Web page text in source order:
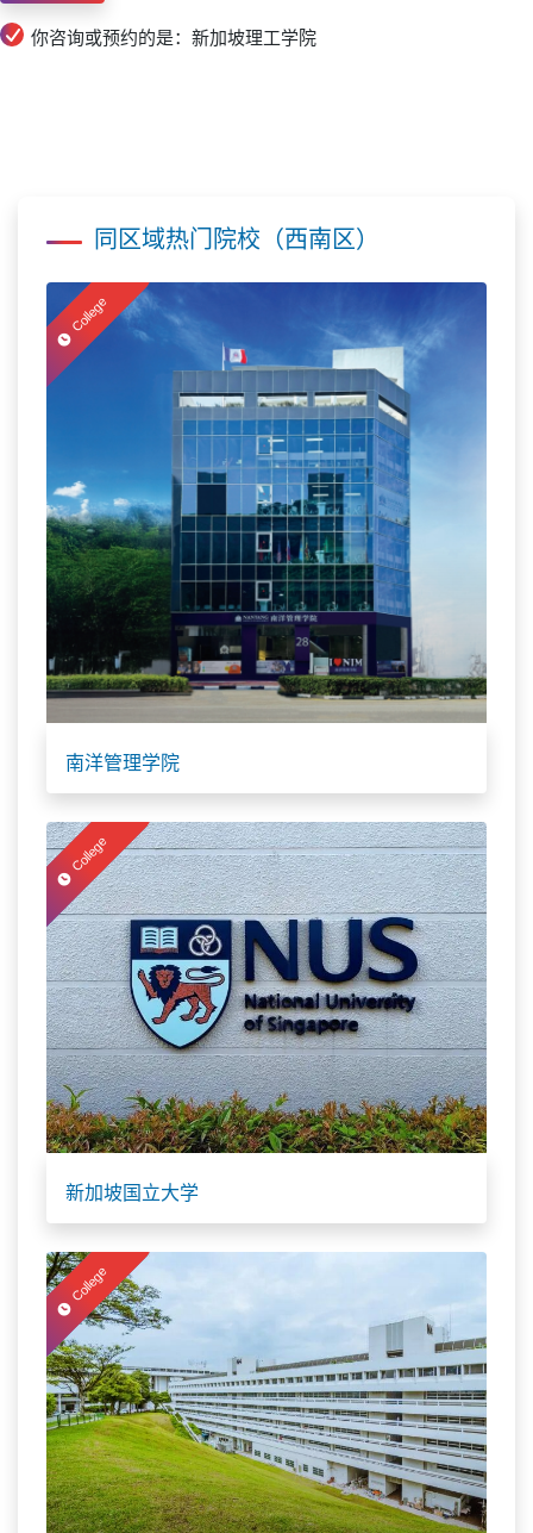
你咨询或预约的是：新加坡理工学院
同区域热门院校（西南区）
College
南洋管理学院
College
新加坡国立大学
College